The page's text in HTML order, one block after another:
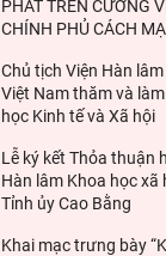
PHÁT TRÊN CƯƠNG
CHÍNH PHỦ CÁCH
Chủ tịch Viện Hàn
Việt Nam thăm và
học Kinh tế và Xã hội
Lễ ký kết Thỏa thuận
Hàn lâm Khoa học xã
Tỉnh ủy Cao Bằng
Khai mạc trưng bày